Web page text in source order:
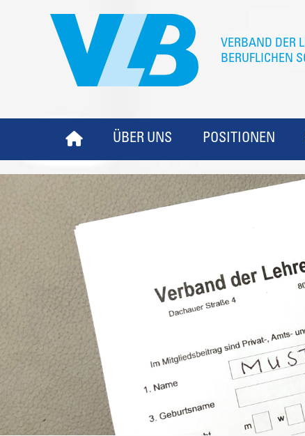
ÜBER UNS POSITIONEN